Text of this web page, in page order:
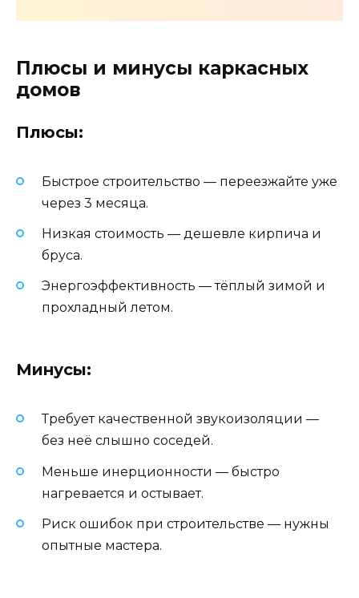
Плюсы и минусы каркасных
домов
Плюсы:
Быстрое строительство — переезжайте уже
через 3 месяца.
Низкая стоимость — дешевле кирпича и
бруса.
Энергоэффективность — тёплый зимой и
прохладный летом.
Минусы:
Требует качественной звукоизоляции —
без неё слышно соседей.
Меньше инерционности — быстро
нагревается и остывает.
Риск ошибок при строительстве — нужны
опытные мастера.